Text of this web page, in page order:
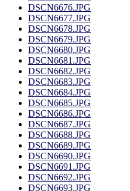
DSCN6676.JPG
DSCN6677.JPG
DSCN6678.JPG
DSCN6679.JPG
DSCN6680.JPG
DSCN6681.JPG
DSCN6682.JPG
DSCN6683.JPG
DSCN6684.JPG
DSCN6685.JPG
DSCN6686.JPG
DSCN6687.JPG
DSCN6688.JPG
DSCN6689.JPG
DSCN6690.JPG
DSCN6691.JPG
DSCN6692.JPG
DSCN6693.JPG